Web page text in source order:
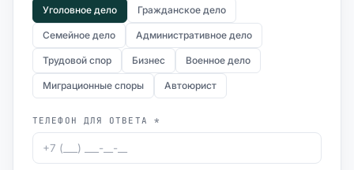
Уголовное дело Гражданское дело
Семейное дело Административное дело
Трудовой спор Бизнес Военное дело
Миграционные споры Автоюрист
ТЕЛЕФОН ДЛЯ ОТВЕТА *